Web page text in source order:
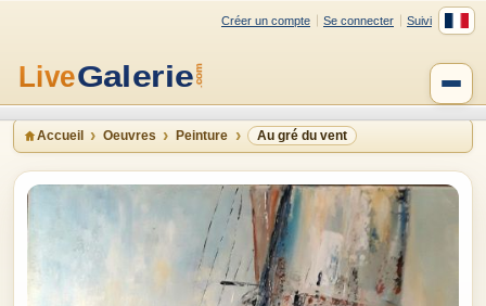
Créer un compte Se connecter Suivi
Accueil Oeuvres Peinture Au gré du vent